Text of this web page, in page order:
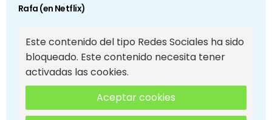
Rafa (en Netflix)
Este contenido del tipo Redes Sociales ha sido
bloqueado. Este contenido necesita tener
activadas las cookies.
Aceptar cookies